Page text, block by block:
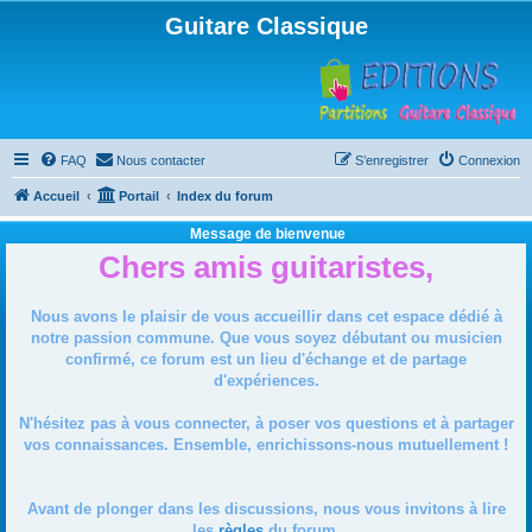
Guitare Classique
FAQ Nous contacter Connexion
S’enregistrer
Accueil Portail Index du forum
Message de bienvenue
Chers amis guitaristes,
Nous avons le plaisir de vous accueillir dans cet espace dédié à
notre passion commune. Que vous soyez débutant ou musicien
confirmé, ce forum est un lieu d'échange et de partage
d'expériences.
N'hésitez pas à vous connecter, à poser vos questions et à partager
vos connaissances. Ensemble, enrichissons-nous mutuellement !
Avant de plonger dans les discussions, nous vous invitons à lire